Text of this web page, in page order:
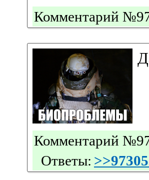
Комментарий
Комментарий
Ответы: